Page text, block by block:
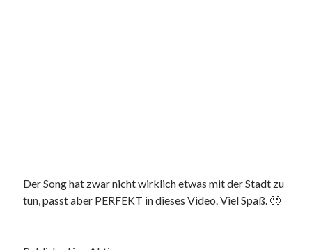
Nützliches
Raspberry
Web 2.0
Der Song hat zwar nicht wirklich etwas mit der Stadt zu
tun, passt aber PERFEKT in dieses Video. Viel Spaß. 🙂